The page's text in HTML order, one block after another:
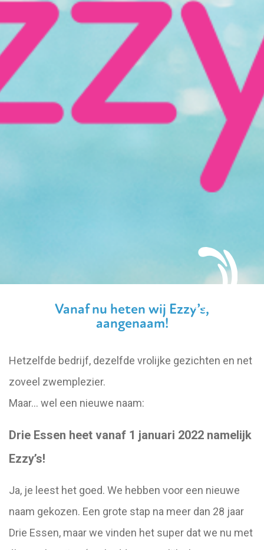
Vanaf nu heten wij Ezzy’s,
aangenaam!
Hetzelfde bedrijf, dezelfde vrolijke gezichten en net
zoveel zwemplezier.
Maar… wel een nieuwe naam:
Drie Essen heet vanaf 1 januari 2022 namelijk
Ezzy’s!
Ja, je leest het goed. We hebben voor een nieuwe
naam gekozen. Een grote stap na meer dan 28 jaar
Drie Essen, maar we vinden het super dat we nu met